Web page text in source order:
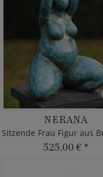
NERANA
525,00 € *